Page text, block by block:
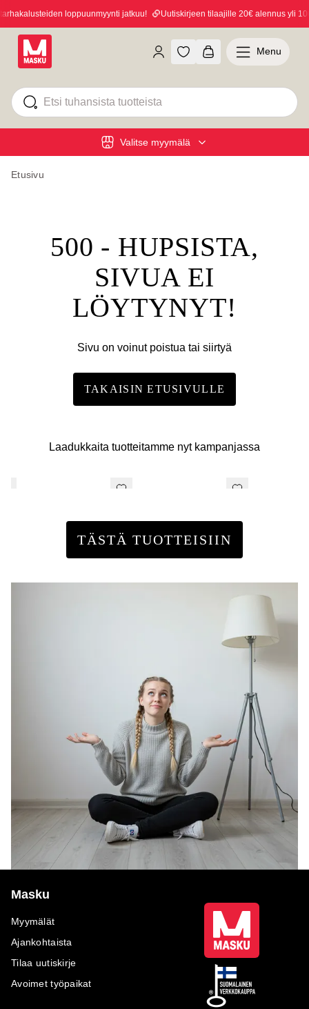
loppuunmyynti jatkuu! Uutiskirjeen tilaajille 20€ alennus yli
Valitse myymälä
Menu
Etusivu
500 - HUPSISTA,
SIVUA EI
LÖYTYNYT!
Sivu on voinut poistua tai siirtyä
TAKAISIN ETUSIVULLE
Laadukkaita tuotteitamme nyt kampanjassa
TÄSTÄ TUOTTEISIIN
Masku
Myymälät
Ajankohtaista
Tilaa uutiskirje
Avoimet työpaikat